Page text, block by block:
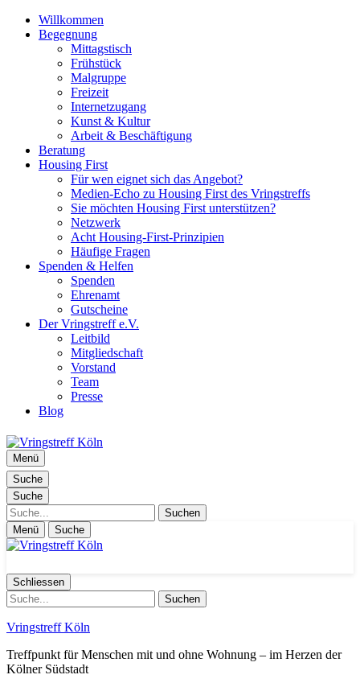
Willkommen
Begegnung
Mittagstisch
Frühstück
Malgruppe
Freizeit
Internetzugang
Kunst & Kultur
Arbeit & Beschäftigung
Beratung
Housing First
Für wen eignet sich das Angebot?
Medien-Echo zu Housing First des Vringstreffs
Sie möchten Housing First unterstützen?
Netzwerk
Acht Housing-First-Prinzipien
Häufige Fragen
Spenden & Helfen
Spenden
Ehrenamt
Gutscheine
Der Vringstreff e.V.
Leitbild
Mitgliedschaft
Vorstand
Team
Presse
Blog
Menü
Suche
Suche
Suche
Menü Suche
Schliessen
Suche
Vringstreff Köln
Treffpunkt für Menschen mit und ohne Wohnung – im Herzen der
Kölner Südstadt